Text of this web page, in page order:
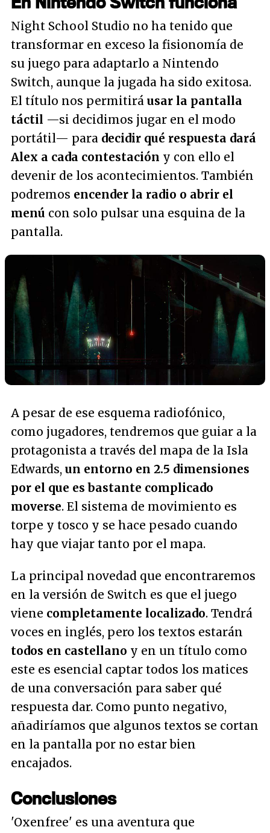
Night School Studio no ha tenido que
transformar en exceso la fisionomía de
su juego para adaptarlo a Nintendo
Switch, aunque la jugada ha sido exitosa.
El título nos permitirá usar la pantalla
táctil —si decidimos jugar en el modo
portátil— para decidir qué respuesta dará
Alex a cada contestación y con ello el
devenir de los acontecimientos. También
podremos encender la radio o abrir el
menú con solo pulsar una esquina de la
pantalla.
A pesar de ese esquema radiofónico,
como jugadores, tendremos que guiar a la
protagonista a través del mapa de la Isla
Edwards, un entorno en 2.5 dimensiones
por el que es bastante complicado
moverse. El sistema de movimiento es
torpe y tosco y se hace pesado cuando
hay que viajar tanto por el mapa.
La principal novedad que encontraremos
en la versión de Switch es que el juego
viene completamente localizado. Tendrá
voces en inglés, pero los textos estarán
todos en castellano y en un título como
este es esencial captar todos los matices
de una conversación para saber qué
respuesta dar. Como punto negativo,
añadiríamos que algunos textos se cortan
en la pantalla por no estar bien
encajados.
Conclusiones
'Oxenfree' es una aventura que